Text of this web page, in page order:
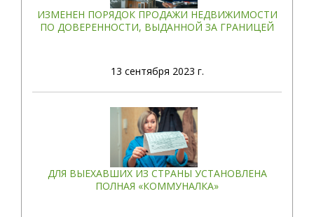
ИЗМЕНЕН ПОРЯДОК ПРОДАЖИ НЕДВИЖИМОСТИ
ПО ДОВЕРЕННОСТИ, ВЫДАННОЙ ЗА ГРАНИЦЕЙ
13 сентября 2023 г.
ДЛЯ ВЫЕХАВШИХ ИЗ СТРАНЫ УСТАНОВЛЕНА
ПОЛНАЯ «КОММУНАЛКА»